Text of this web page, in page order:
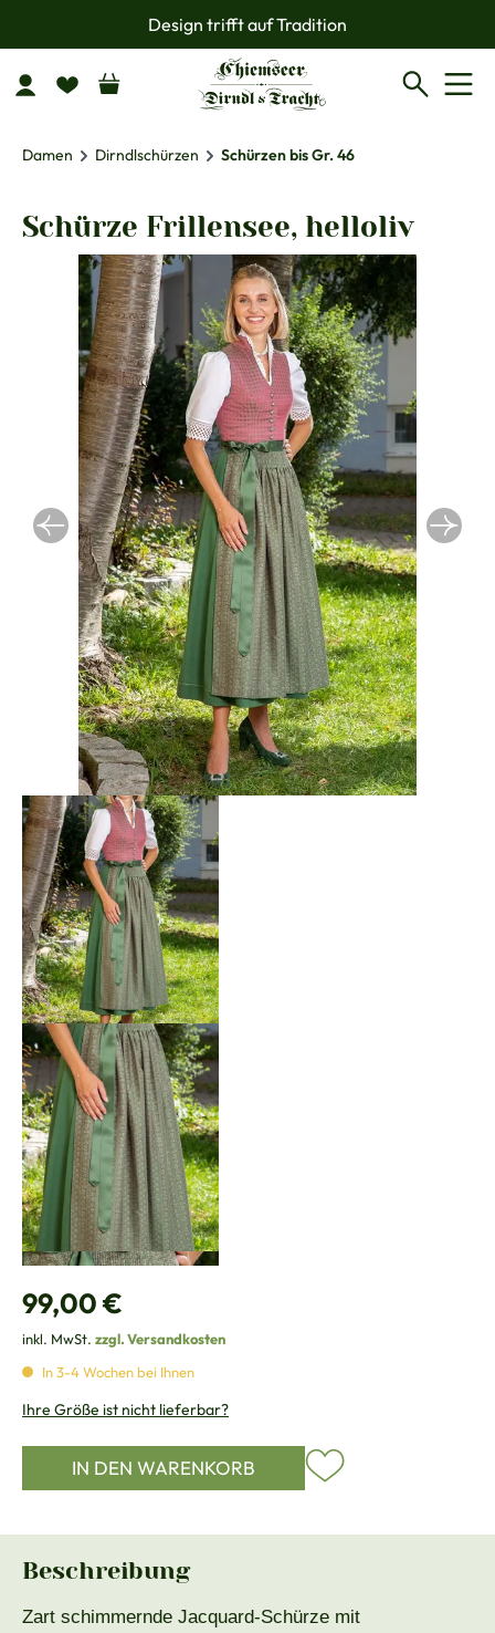
Zum Hauptinhalt springenDesign trifft auf Tradition
Damen Dirndlschürzen Schürzen bis Gr. 46
Schürze Frillensee, helloliv
Bildergalerie überspringen
Regulärer Preis:
99,00 €
inkl. MwSt. zzgl. Versandkosten
In 3-4 Wochen bei Ihnen
Ihre Größe ist nicht lieferbar?
IN DEN WARENKORB
Beschreibung
Zart schimmernde Jacquard-Schürze mit